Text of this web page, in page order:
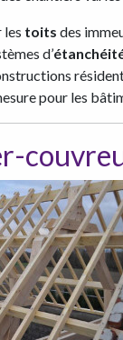
les toits des
d’
pour les